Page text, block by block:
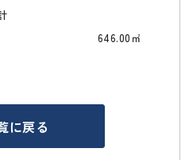
646.00㎡
に戻る